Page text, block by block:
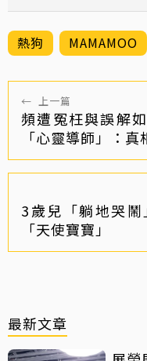
熱狗 MAMAMOO
← 上一篇
頻遭冤枉與誤解
「心靈導師」：真
3歲兒「躺地哭
「天使寶寶」
最新文章